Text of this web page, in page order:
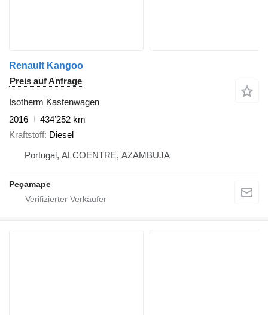
Renault Kangoo
Preis auf Anfrage
Isotherm Kastenwagen
2016
434’252 km
Kraftstoff Diesel
Portugal, ALCOENTRE, AZAMBUJA
Peçamape